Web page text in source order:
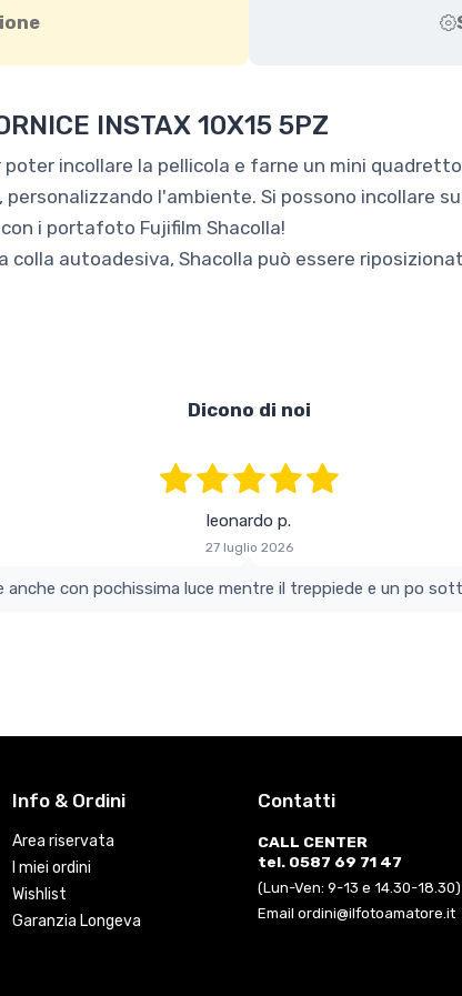
INSTAX 10X15 5PZ
poter incollare la pellicola e farne un mini
l'ambiente. Si possono incollare
i portafoto Fujifilm Shacolla!
colla autoadesiva, Shacolla può essere
Dicono di noi
leonardo p.
27 luglio 2026
e perfetto si vede anche con pochissima luce mentre il treppiede e
Info & Ordini
Area riservata
I miei ordini
Wishlist
Garanzia Longeva
Contatti
CALL CENTER
tel. 0587 69 71 47
(Lun-Ven: 9-13 e 14.30-18.30)
Email ordini@ilfotoamatore.it